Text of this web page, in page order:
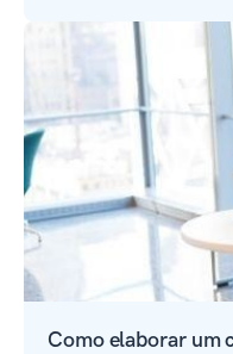
Como elaborar um